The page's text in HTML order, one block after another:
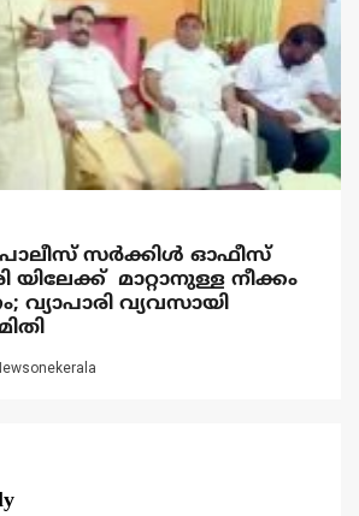
പോലീസ് സർക്കിൾ ഓഫീസ്
യിലേക്ക് മാറ്റാനുള്ള നീക്കം
വ്യാപാരി വ്യവസായി